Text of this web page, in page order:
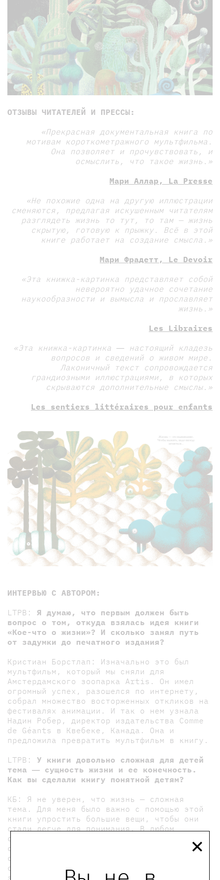
×
ОТЗЫВЫ ЧИТАТЕЛЕЙ И ПРЕССЫ:
«Прекрасная документальная книга по
мотивам короткометражного мультфильма.
Она позволяет и прочувствовать, и
осмыслить, что такое жизнь.»
Мари Аллар, La Presse
«Не похожие одна на другую иллюстрации
сменяются, предлагая искушенным читателям
разглядеть жизнь то тут, то там — жизнь
скрытую, готовую к прыжку. Всё в этой
книге работает на создание смысла.»
Мари Фрадетт, Le Devoir
«Эта книжка-картинка представляет собой
невероятно удачное сочетание
наукообразности и вымысла и прославляет
жизнь.»
Les Libraires
«Эта книжка-картинка ― настоящий кладезь
вопросов и сведений о живом мире.
Лаконичный текст сопровождается
грандиозными иллюстрациями, в которых
скрываются дополнительные смыслы.»
Les sentiers littéraires pour enfants
ИНТЕРВЬЮ С АВТОРОМ:
LTPB: Я думаю, что первым должен быть
вопрос о том, откуда взялась идея книги
«Кое-что о жизни»? И сколько занял путь
от задумки до печатного издания?
Кристиан Борстлап: Изначально это был
мультфильм, который мы сняли для
Амстердамского зоопарка Artis. Он имел
огромный успех, разошелся по интернету,
собрал множество восторженных откликов на
фестивалях анимации. И так о нем узнала
Надин Робер, директор издательства Comme
de Géants в Квебеке, Канада. Она и
предложила превратить мультфильм в книгу.
LTPB: У книги довольно сложная для детей
тема ― сущность жизни и ее конечность.
Как вы сделали книгу понятной детям?
КБ: Я не уверен, что жизнь — сложная
тема. Для меня было важно с помощью этой
книги упростить большие вещи, чтобы они
стали легче для понимания. В любом
случае, над серьезными вещами лучше
смеяться. Дети ― да и все мы ―
сталкиваемся с жизнью каждый день. Жизнь
смешная, странная, ужасная,
захватывающая, веселая, скучная — и все